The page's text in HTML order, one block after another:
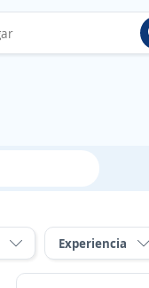
Experiencia